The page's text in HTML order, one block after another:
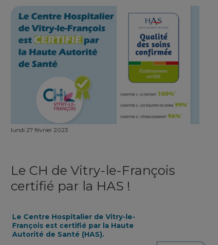
lundi 27 février 2023
Le CH de Vitry-le-François
certifié par la HAS !
Le Centre Hospitalier de Vitry-le-
François est certifié par la Haute
Autorité de Santé (HAS).